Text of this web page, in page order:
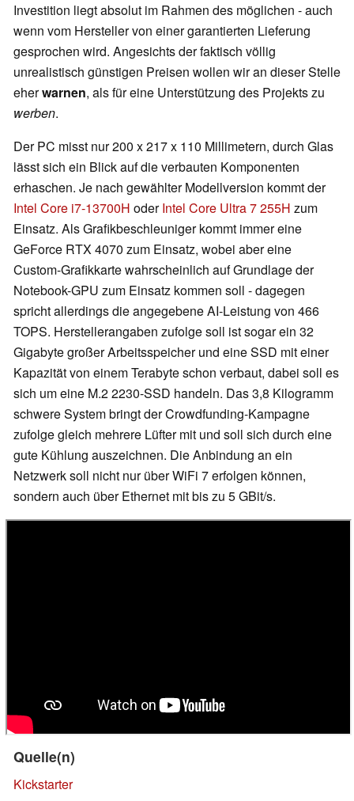
Investition liegt absolut im Rahmen des möglichen - auch
wenn vom Hersteller von einer garantierten Lieferung
gesprochen wird. Angesichts der faktisch völlig
unrealistisch günstigen Preisen wollen wir an dieser Stelle
eherwarnen, als für eine Unterstützung des Projekts zu
werben.
Der PC misst nur 200 x 217 x 110 Millimetern, durch Glas
lässt sich ein Blick auf die verbauten Komponenten
erhaschen. Je nach gewählter Modellversion kommt der
Intel Core i7-13700H oderIntel Core Ultra 7 255H zum
Einsatz. Als Grafikbeschleuniger kommt immer eine
GeForce RTX 4070 zum Einsatz, wobei aber eine
Custom-Grafikkarte wahrscheinlich auf Grundlage der
Notebook-GPU zum Einsatz kommen soll - dagegen
spricht allerdings die angegebene AI-Leistung von 466
TOPS. Herstellerangaben zufolge soll ist sogar ein 32
Gigabyte großer Arbeitsspeicher und eine SSD mit einer
Kapazität von einem Terabyte schon verbaut, dabei soll es
sich um eine M.2 2230-SSD handeln. Das 3,8 Kilogramm
schwere System bringt der Crowdfunding-Kampagne
zufolge gleich mehrere Lüfter mit und soll sich durch eine
gute Kühlung auszeichnen. Die Anbindung an ein
Netzwerk soll nicht nur über WiFi 7 erfolgen können,
sondern auch über Ethernet mit bis zu 5 GBit/s.
Quelle(n)
Kickstarter